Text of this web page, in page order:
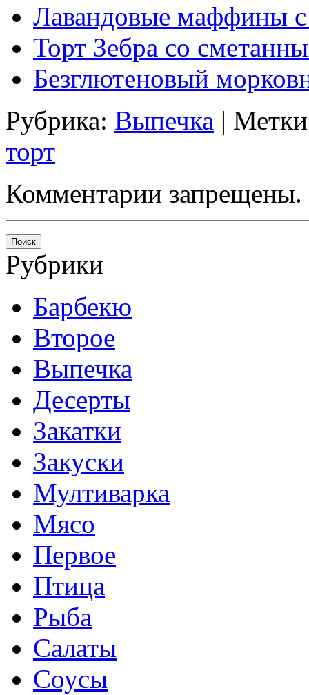
Лавандовые маффины
Торт Зебра со
Безглютеновый
Рубрика: Выпечка |
торт
Комментарии запрещены.
Рубрики
Барбекю
Второе
Выпечка
Десерты
Закатки
Закуски
Мултиварка
Мясо
Первое
Птица
Рыба
Салаты
Соусы